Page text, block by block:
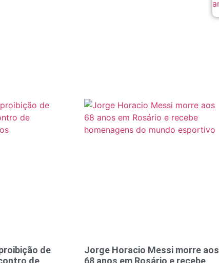
de
de
Jorge Horacio Messi morre aos
68 anos em Rosário e recebe